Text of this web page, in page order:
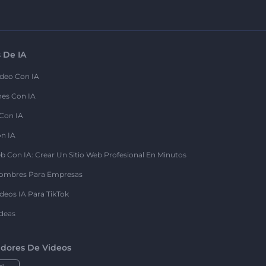
IA
Con IA
Con IA
IA
IA
Con IA: Crear Un Sitio Web Profesional En Minutos
Para Empresas
IA Para TikTok
De Videos